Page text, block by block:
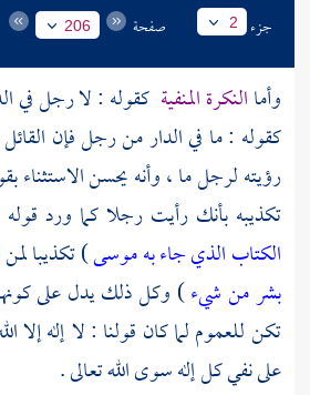
جزء 2 صفحة 206
وأماالنكرة المنفية كقوله : لا رجل في
كقوله : ما في الدار من رجل فإن
رؤيته لرجل ما ، وأنه يحسن الاستثناء
تكذيبه بأنك رأيت رجلا كما ورد
الكتاب الذي جاء به موسى) تكذيبا
بشر من شيء) وكل ذلك يدل على
تكن للعموم لما كان قولنا : لا إله إلا
على نفي كل إله سوى الله تعالى .